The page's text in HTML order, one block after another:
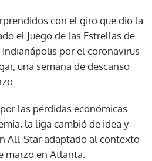
con el giro que dio la
el Juego de las Estrellas de
por el coronavirus
una semana de descanso
las pérdidas económicas
la liga cambió de idea y
All-Star adaptado al contexto
marzo en Atlanta.